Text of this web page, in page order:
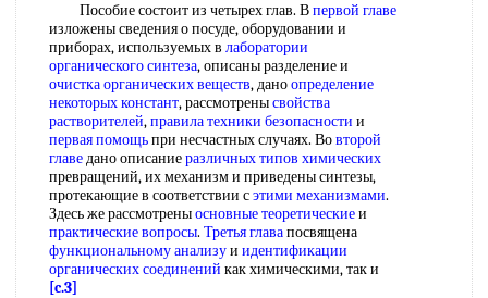
Пособие состоит из четырех глав. Впервой главе
изложены сведения о посуде, оборудовании и
приборах, используемых в лаборатории
органического синтеза, описаны разделение и
очистка органических веществ, даноопределение
некоторых констант, рассмотренысвойства
растворителей,правила техники безопасности и
первая помощьпри несчастных случаях. Вовторой
главедано описаниеразличных типов химических
превращений, их механизм и приведены синтезы,
протекающие в соответствии сэтими механизмами.
Здесь же рассмотреныосновные теоретическиеи
практические вопросы. Третья главапосвящена
функциональному анализуи идентификации
органических соединений как химическими, так и
[c.3]